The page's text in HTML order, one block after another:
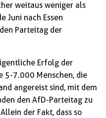
weitaus weniger als
Juni nach Essen
Parteitag der
Erfolg der
5-7.000 Menschen, die
angereist sind, mit dem
den AfD-Parteitag zu
der Fakt, dass so